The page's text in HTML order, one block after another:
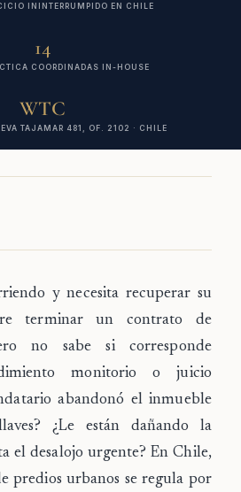
ININTERRUMPIDO EN CHILE
14
COORDINADAS IN-HOUSE
WTC
TAJAMAR 481, OF. 2102 · CHILE
y necesita recuperar su
terminar un contrato de
no sabe si corresponde
monitorio o juicio
abandonó el inmueble
¿Le están dañando la
el desalojo urgente? En Chile,
predios urbanos se regula por